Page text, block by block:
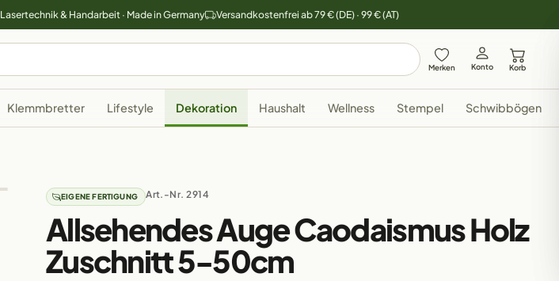
Lasertechnik & Handarbeit · Made in Germany Versandkostenfrei ab 79 € (DE) · 99 € (AT)
Merken Konto Korb
Klemmbretter Lifestyle Dekoration Haushalt Wellness Stempel Schwibbögen
EIGENE FERTIGUNG Art.-Nr. 2914
Allsehendes Auge Caodaismus Holz
Zuschnitt 5-50cm